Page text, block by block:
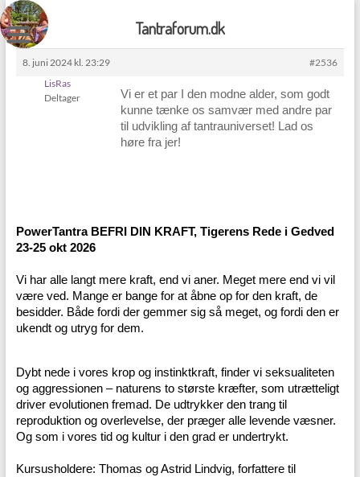
Skip
to
content
8. juni 2024 kl. 23:29
#2536
LisRas
Deltager
Vi er et par I den modne alder, som godt
kunne tænke os samvær med andre par
til udvikling af tantrauniverset! Lad os
høre fra jer!
PowerTantra BEFRI DIN KRAFT, Tigerens Rede i Gedved
23-25 okt 2026
Vi har alle langt mere kraft, end vi aner. Meget mere end vi vil
være ved. Mange er bange for at åbne op for den kraft, de
besidder. Både fordi der gemmer sig så meget, og fordi den er
ukendt og utryg for dem.
Dybt nede i vores krop og instinktkraft, finder vi seksualiteten
og aggressionen – naturens to største kræfter, som utrætteligt
driver evolutionen fremad. De udtrykker den trang til
reproduktion og overlevelse, der præger alle levende væsner.
Og som i vores tid og kultur i den grad er undertrykt.
Kursusholdere: Thomas og Astrid Lindvig, forfattere til
Tantraforum.dk